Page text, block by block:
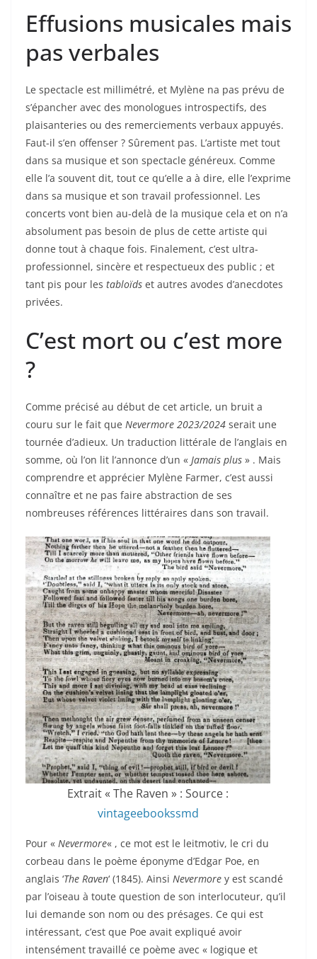
Effusions musicales mais
pas verbales
Le spectacle est millimétré, et Mylène na pas prévu de
s’épancher avec des monologues introspectifs, des
plaisanteries ou des remerciements verbaux appuyés.
Faut-il s’en offenser ? Sûrement pas. L’artiste met tout
dans sa musique et son spectacle généreux. Comme
elle l’a souvent dit, tout ce qu’elle a à dire, elle l’exprime
dans sa musique et son travail professionnel. Les
concerts vont bien au-delà de la musique cela et on n’a
absolument pas besoin de plus de cette artiste qui
donne tout à chaque fois. Finalement, c’est ultra-
professionnel, sincère et respectueux des public ; et
tant pis pour les tabloïds et autres avodes d’anecdotes
privées.
C’est mort ou c’est more
?
Comme précisé au début de cet article, un bruit a
couru sur le fait que Nevermore 2023/2024 serait une
tournée d’adieux. Un traduction littérale de l’anglais en
somme, où l’on lit l’annonce d’un « Jamais plus » . Mais
comprendre et apprécier Mylène Farmer, c’est aussi
connaître et ne pas faire abstraction de ses
nombreuses références littéraires dans son travail.
Extrait « The Raven » : Source :
vintageebookssmd
Pour « Nevermore« , ce mot est le leitmotiv, le cri du
corbeau dans le poème éponyme d’Edgar Poe, en
anglais ‘The Raven‘ (1845). Ainsi Nevermore y est scandé
par l’oiseau à toute question de son interlocuteur, qu’il
lui demande son nom ou des présages. Ce qui est
intéressant, c’est que Poe avait expliqué avoir
intensément travaillé ce poème avec « logique et